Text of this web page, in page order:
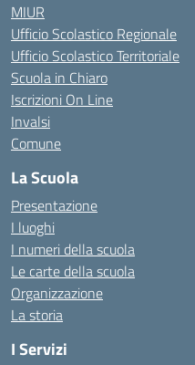
MIUR
Ufficio Scolastico Regionale
Ufficio Scolastico Territoriale
Scuola in Chiaro
Iscrizioni On Line
Invalsi
Comune
La Scuola
Presentazione
I luoghi
I numeri della scuola
Le carte della scuola
Organizzazione
La storia
I Servizi